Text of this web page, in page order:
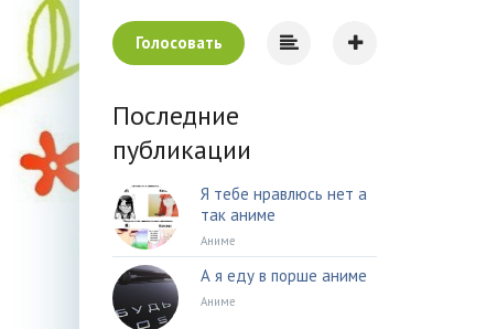
Голосовать
Последние
публикации
Я тебе нравлюсь нет а
так аниме
Аниме
А я еду в порше аниме
Аниме